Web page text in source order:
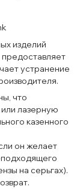
изделий
устранение
что
лазерную
казенного
он желает
на серьгах).